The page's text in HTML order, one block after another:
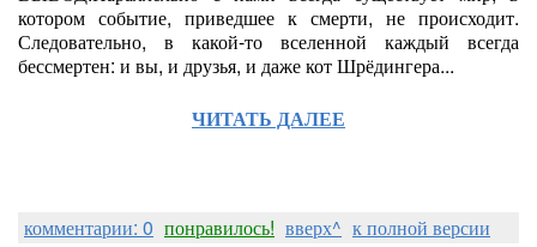
котором событие, приведшее к смерти, не происходит.
Следовательно, в какой-то вселенной каждый всегда
бессмертен: и вы, и друзья, и даже кот Шрёдингера...
ЧИТАТЬ ДАЛЕЕ
комментарии: 0 понравилось! вверх^ к полной версии